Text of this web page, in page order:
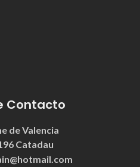
Contacto
de Valencia
Catadau